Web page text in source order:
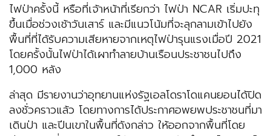
ไฟป่าครั้งนี้ หรือที่เจ้าหน้าที่เรียกว่า ไฟป่า NCAR เริ่มปะทุ
ขึ้นเมื่อช่วงเช้าวันเสาร์ และมีแนวโน้มที่จะลุกลามเข้าไปยัง
พื้นที่ที่ได้รับความเสียหายจากเหตุไฟป่ารุนแรงเมื่อปี 2021
โดยครั้งนั้นไฟป่าได้เผาทำลายบ้านเรือนประชาชนไปถึง
1,000 หลัง
ล่าสุด มีรายงานว่าอุทยานแห่งรัฐเอลโดราโดแคนยอนได้ปิด
ลงชั่วคราวแล้ว โดยทางการได้ประกาศอพยพประชาชนที่มา
เดินป่า และปีนเขาในพื้นที่ดังกล่าว ให้ออกจากพื้นที่โดย